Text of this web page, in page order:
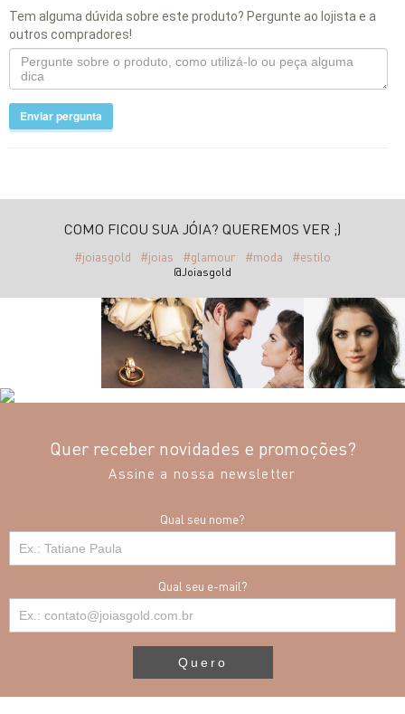
Tem alguma dúvida sobre este produto? Pergunte ao lojista e a
outros compradores!
Enviar pergunta
COMO FICOU SUA JÓIA? QUEREMOS VER ;)
#joiasgold #joias #glamour #moda #estilo
@Joiasgold
Quer receber novidades e promoções?
Assine a nossa newsletter
Qual seu nome?
Qual seu e-mail?
Quero